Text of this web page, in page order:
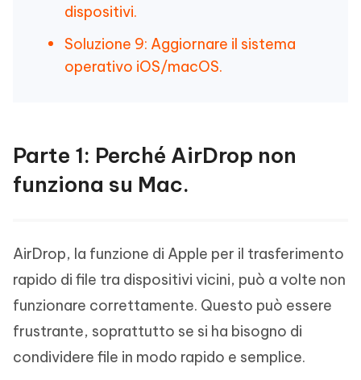
dispositivi.
Soluzione 9: Aggiornare il sistema
operativo iOS/macOS.
Parte 1: Perché AirDrop non
funziona su Mac.
AirDrop, la funzione di Apple per il trasferimento
rapido di file tra dispositivi vicini, può a volte non
funzionare correttamente. Questo può essere
frustrante, soprattutto se si ha bisogno di
condividere file in modo rapido e semplice.